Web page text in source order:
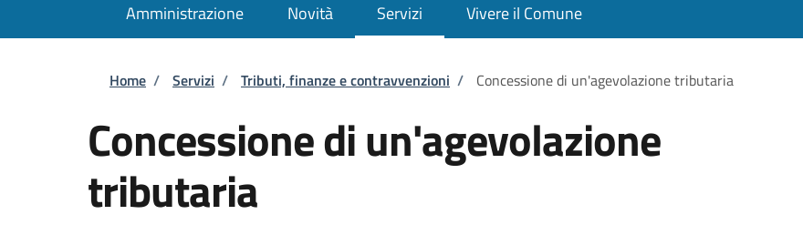
Amministrazione Novità Servizi Vivere il Comune
Briciole di pane
Home / Servizi / Tributi, finanze e contravvenzioni / Concessione di un'agevolazione tributaria
Concessione di un'agevolazione
tributaria